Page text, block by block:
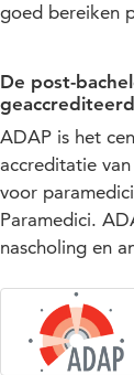
goed bereiken
De post-
ADAP is het
accreditatie
voor
Paramedici.
nascholing en